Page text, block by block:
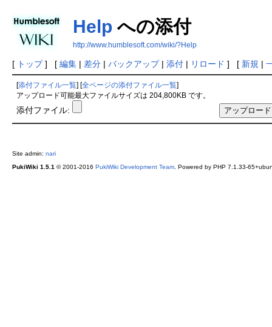
Help への添付
http://www.humblesoft.com/wiki/?Help
[ トップ] [ 編集| 差分| バックアップ| 添付| リロード ] [ 新規 |
添付ファイル一覧 全ページの添付ファイル一覧
アップロード可能最大ファイルサイズは 204,800KB です。
添付ファイル:
Site admin: nari
PukiWiki 1.5.1 © 2001-2016 PukiWiki Development Team. Powered by PHP 7.1.33-